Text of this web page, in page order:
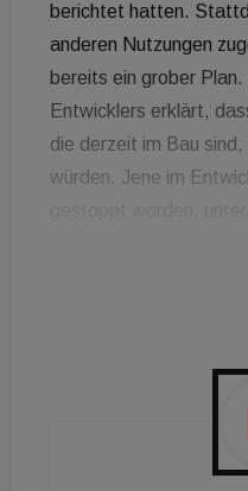
berichtet hatten.
anderen Nutzungen
bereits ein grober
Entwicklers erklärt,
die derzeit im Bau
würden. Jene im
Für das
Nutzungsmix sehr
gewerbliches Wohnen
Doch die Pandemie